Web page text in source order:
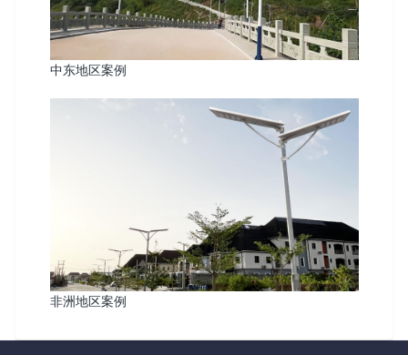
中东地区案例
非洲地区案例